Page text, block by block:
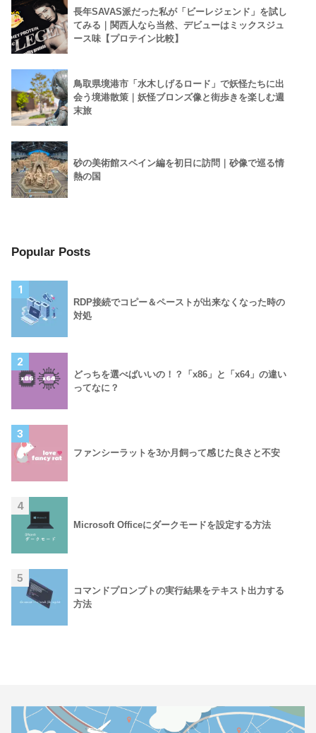
長年SAVAS派だった私が「ビーレジェンド」を試し
てみる｜関西人なら当然、デビューはミックスジュ
ース味【プロテイン比較】
鳥取県境港市「水木しげるロード」で妖怪たちに出
会う境港散策｜妖怪ブロンズ像と街歩きを楽しむ週
末旅
砂の美術館スペイン編を初日に訪問｜砂像で巡る情
熱の国
Popular Posts
1
RDP接続でコピー＆ペーストが出来なくなった時の
対処
2
どっちを選べばいいの！？「x86」と「x64」の違い
ってなに？
3
ファンシーラットを3か月飼って感じた良さと不安
4
Microsoft Officeにダークモードを設定する方法
5
コマンドプロンプトの実行結果をテキスト出力する
方法